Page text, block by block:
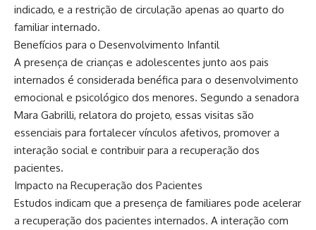
indicado, e a restrição de circulação apenas ao quarto do
familiar internado.
Benefícios para o Desenvolvimento Infantil
A presença de crianças e adolescentes junto aos pais
internados é considerada benéfica para o desenvolvimento
emocional e psicológico dos menores. Segundo a senadora
Mara Gabrilli, relatora do projeto, essas visitas são
essenciais para fortalecer vínculos afetivos, promover a
interação social e contribuir para a recuperação dos
pacientes.
Impacto na Recuperação dos Pacientes
Estudos indicam que a presença de familiares pode acelerar
a recuperação dos pacientes internados. A interação com